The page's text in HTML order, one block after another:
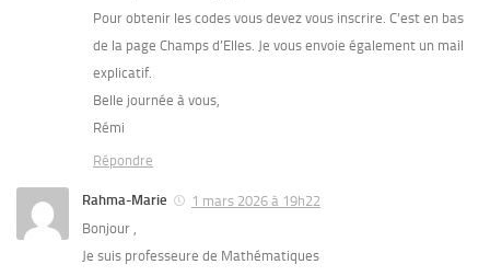
Pour obtenir les codes vous devez vous inscrire. C’est en bas
de la page Champs d’Elles. Je vous envoie également un mail
explicatif.
Belle journée à vous,
Rémi
Répondre
Rahma-Marie
1 mars 2026 à 19h22
Bonjour ,
Je suis professeure de Mathématiques